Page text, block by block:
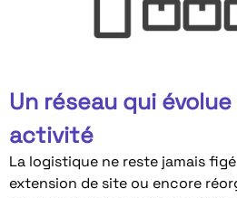
Un réseau qui
activité
La logistique ne reste jamais
extension de site ou encore